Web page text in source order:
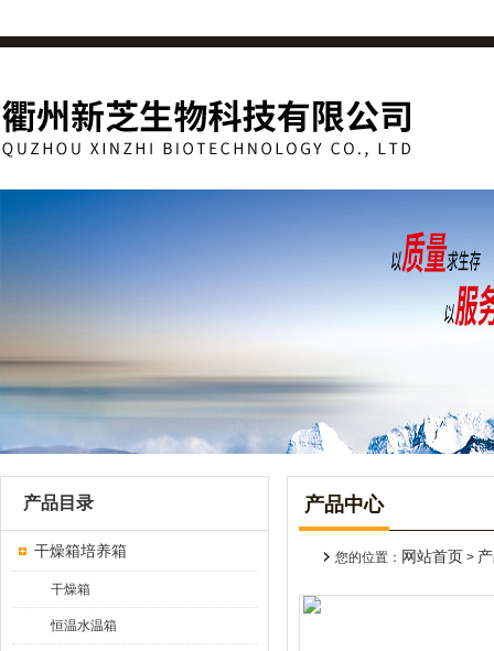
产品目录
干燥箱培养箱
干燥箱
恒温水温箱
产品中心
您的位置： 网站首页 >